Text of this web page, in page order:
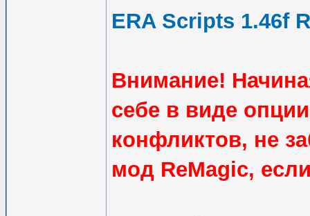
ERA Scripts 1.46f
Внимание!
себе в виде
конфликтов, не
мод ReMagic,